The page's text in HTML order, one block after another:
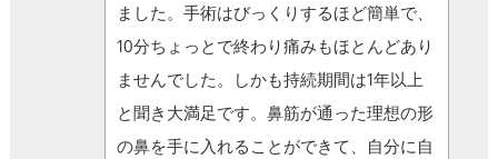
ました。手術はびっくりするほど簡単で、
10分ちょっとで終わり痛みもほとんどあり
ませんでした。しかも持続期間は1年以上
と聞き大満足です。鼻筋が通った理想の形
の鼻を手に入れることができて、自分に自